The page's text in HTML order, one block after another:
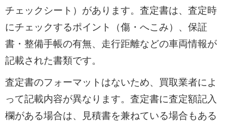
チェックシート）があります。査定書は、査定時
にチェックするポイント（傷・へこみ）、保証
書・整備手帳の有無、走行距離などの車両情報が
記載された書類です。
査定書のフォーマットはないため、買取業者によ
って記載内容が異なります。査定書に査定額記入
欄がある場合は、見積書を兼ねている場合もある